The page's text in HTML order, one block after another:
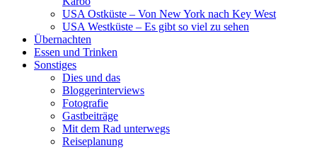
USA Ostküste – Von New York nach Key West
USA Westküste – Es gibt so viel zu sehen
Übernachten
Essen und Trinken
Sonstiges
Dies und das
Bloggerinterviews
Fotografie
Gastbeiträge
Mit dem Rad unterwegs
Reiseplanung